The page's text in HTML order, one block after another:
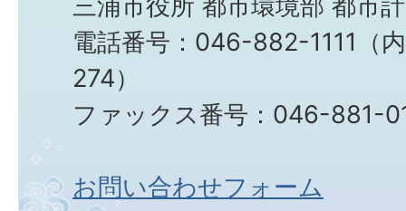
電話番号：046-882-1111（
274）
ファックス番号：046-881-
お問い合わせフォーム